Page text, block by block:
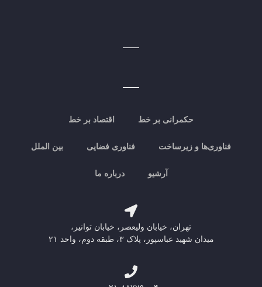
حکمرانی بر خط اقتصاد بر خط
فناوری‌ها و زیرساخت فناوری فضایی بین الملل
آرشیو درباره ما
تهران، خیابان ولیعصر، خیابان توانیر،
میدان شهید عباسپور، پلاک ۳، طبقه دوم، واحد ۲۱